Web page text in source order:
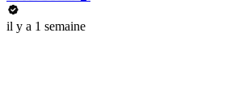
il y a 1 semaine